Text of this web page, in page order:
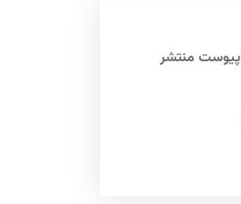
این مطلب در شماره ۷۰ پیوست منتشر